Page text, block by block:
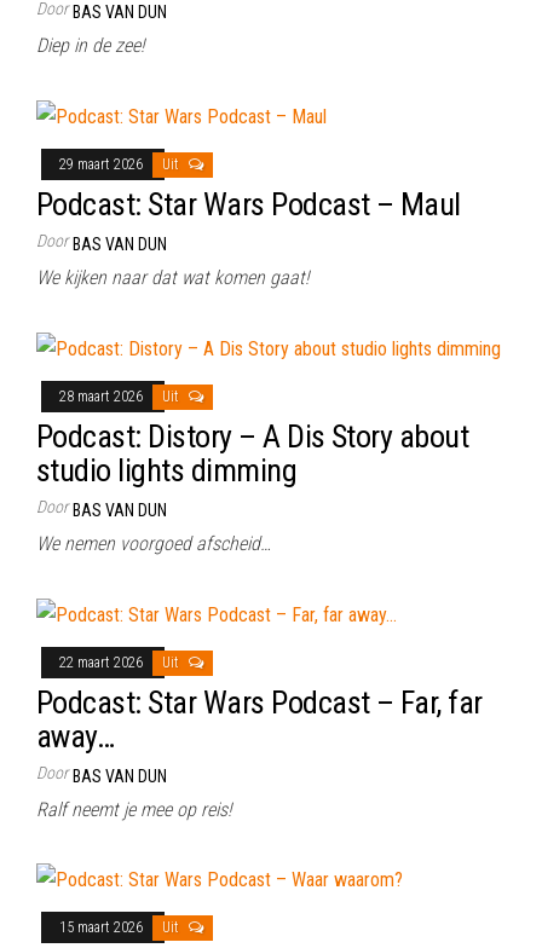
Door BAS VAN DUN
Diep in de zee!
29 maart 2026 Uit
Podcast: Star Wars Podcast – Maul
Door BAS VAN DUN
We kijken naar dat wat komen gaat!
28 maart 2026 Uit
Podcast: Distory – A Dis Story about
studio lights dimming
Door BAS VAN DUN
We nemen voorgoed afscheid…
22 maart 2026 Uit
Podcast: Star Wars Podcast – Far, far
away…
Door BAS VAN DUN
Ralf neemt je mee op reis!
15 maart 2026 Uit